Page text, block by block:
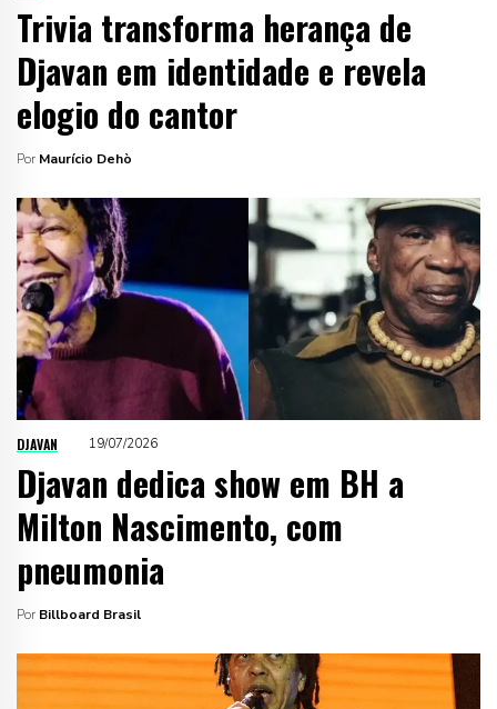
Trivia transforma herança de
Djavan em identidade e revela
elogio do cantor
Por Maurício Dehò
DJAVAN 19/07/2026
Djavan dedica show em BH a
Milton Nascimento, com
pneumonia
Por Billboard Brasil